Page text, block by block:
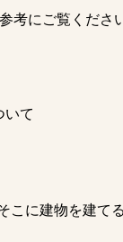
考にご覧くださ
いて
に建物を建て